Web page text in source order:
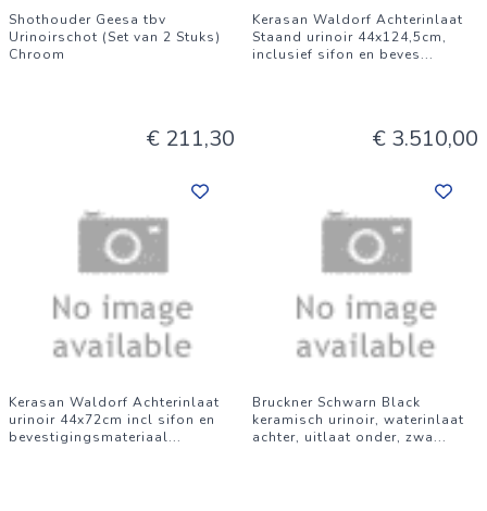
Shothouder Geesa tbv
Urinoirschot (Set van 2 Stuks)
Chroom
€ 211,30
Kerasan Waldorf Achterinlaat
Staand urinoir 44x124,5cm,
inclusief sifon en beves...
€ 3.510,00
Kerasan Waldorf Achterinlaat
urinoir 44x72cm incl sifon en
bevestigingsmateriaal...
Bruckner Schwarn Black
keramisch urinoir, waterinlaat
achter, uitlaat onder, zwa...